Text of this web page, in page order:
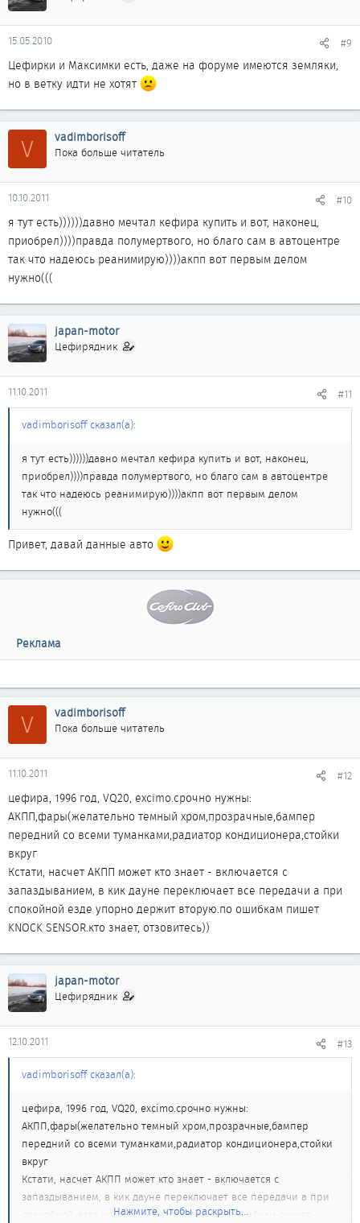
15.05.2010 #9
Цефирки и Максимки есть, даже на форуме имеются земляки,
но в ветку идти не хотят
V vadimborisoff
Пока больше читатель
10.10.2011 #10
я тут есть))))))давно мечтал кефира купить и вот, наконец,
приобрел))))правда полумертвого, но благо сам в автоцентре
так что надеюсь реанимирую))))акпп вот первым делом
нужно(((
japan-motor
Цефирядник
11.10.2011 #11
vadimborisoff сказал(а):
я тут есть))))))давно мечтал кефира купить и вот, наконец,
приобрел))))правда полумертвого, но благо сам в автоцентре
так что надеюсь реанимирую))))акпп вот первым делом
нужно(((
Привет, давай данные авто
Реклама
V vadimborisoff
Пока больше читатель
11.10.2011 #12
цефира, 1996 год, VQ20, excimo.срочно нужны:
АКПП,фары(желательно темный хром,прозрачные,бампер
передний со всеми туманками,радиатор кондиционера,стойки
вкруг
Кстати, насчет АКПП может кто знает - включается с
запаздыванием, в кик дауне переключает все передачи а при
спокойной езде упорно держит вторую.по ошибкам пишет
KNOCK SENSOR.кто знает, отзовитесь))
japan-motor
Цефирядник
12.10.2011 #13
vadimborisoff сказал(а):
цефира, 1996 год, VQ20, excimo.срочно нужны:
АКПП,фары(желательно темный хром,прозрачные,бампер
передний со всеми туманками,радиатор кондиционера,стойки
вкруг
Кстати, насчет АКПП может кто знает - включается с
запаздыванием, в кик дауне переключает все передачи а при
спокойной езде упорно держит вторую.по ошибкам пишет
Нажмите, чтобы раскрыть...